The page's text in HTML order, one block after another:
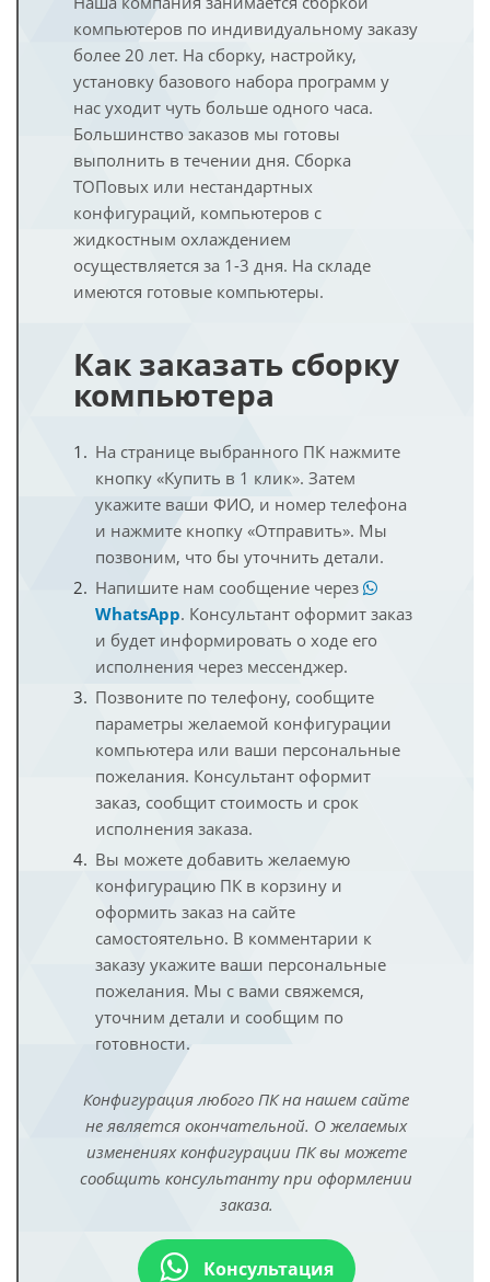
компьютеров по индивидуальному заказу
более 20 лет. На сборку, настройку,
установку базового набора программ у
нас уходит чуть больше одного часа.
Большинство заказов мы готовы
выполнить в течении дня. Сборка
ТОПовых или нестандартных
конфигураций, компьютеров с
жидкостным охлаждением
осуществляется за 1-3 дня. На складе
имеются готовые компьютеры.
Как заказать сборку
компьютера
На странице выбранного ПК нажмите
кнопку «Купить в 1 клик». Затем
укажите ваши ФИО, и номер телефона
и нажмите кнопку «Отправить». Мы
позвоним, что бы уточнить детали.
Напишите нам сообщение через
WhatsApp. Консультант оформит заказ
и будет информировать о ходе его
исполнения через мессенджер.
Позвоните по телефону, сообщите
параметры желаемой конфигурации
компьютера или ваши персональные
пожелания. Консультант оформит
заказ, сообщит стоимость и срок
исполнения заказа.
Вы можете добавить желаемую
конфигурацию ПК в корзину и
оформить заказ на сайте
самостоятельно. В комментарии к
заказу укажите ваши персональные
пожелания. Мы с вами свяжемся,
уточним детали и сообщим по
готовности.
Конфигурация любого ПК на нашем сайте
не является окончательной. О желаемых
изменениях конфигурации ПК вы можете
сообщить консультанту при оформлении
заказа.
Консультация